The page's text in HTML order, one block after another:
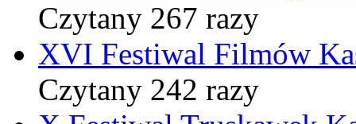
Czytany 267 razy
XVI Festiwal Filmów
Czytany 242 razy